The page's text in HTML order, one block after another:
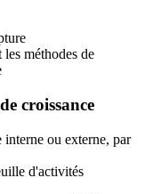
méthodes de
croissance
ou externe, par
d'activités